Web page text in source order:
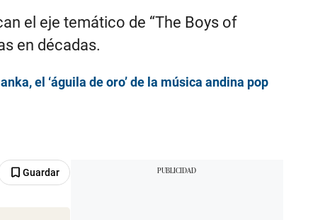
el eje temático de “The Boys of
en décadas.
el ‘águila de oro’ de la música andina pop
Guardar